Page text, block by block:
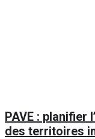
PAVE :
des territoires